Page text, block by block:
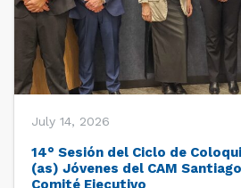
July 14, 2026
14° Sesión del Ciclo de
(as) Jóvenes del CAM
Comité Ejecutivo